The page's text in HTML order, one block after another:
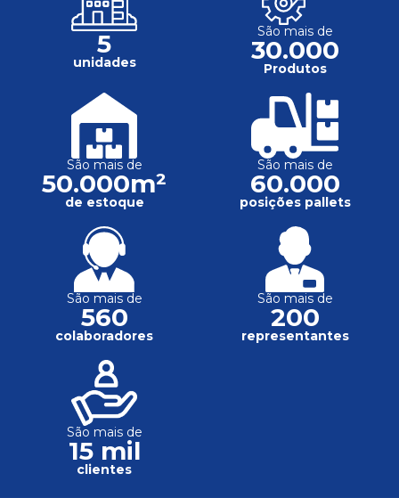
5
unidades
São mais de
30.000
Produtos
São mais de
50.000m²
de estoque
São mais de
60.000
posições pallets
São mais de
560
colaboradores
São mais de
200
representantes
São mais de
15 mil
clientes